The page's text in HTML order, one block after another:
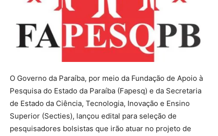
O Governo da Paraíba, por meio da Fundação de Apoio à
Pesquisa do Estado da Paraíba (Fapesq) e da Secretaria
de Estado da Ciência, Tecnologia, Inovação e Ensino
Superior (Secties), lançou edital para seleção de
pesquisadores bolsistas que irão atuar no projeto de